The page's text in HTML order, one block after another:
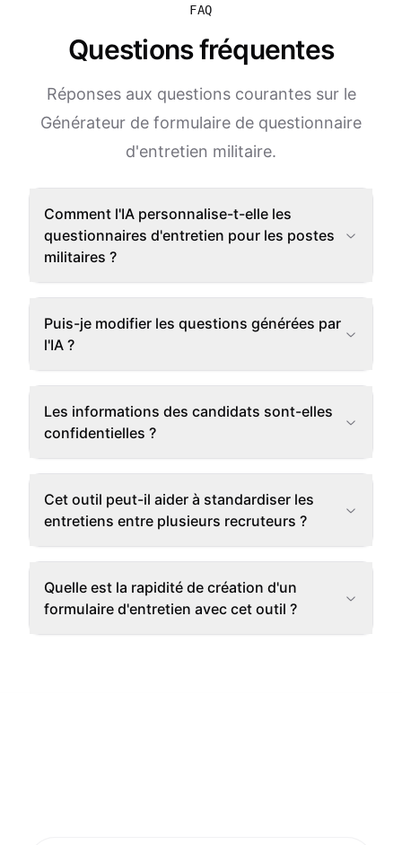
FAQ
Questions fréquentes
Réponses aux questions courantes sur le
Générateur de formulaire de questionnaire
d'entretien militaire.
Comment l'IA personnalise-t-elle les
questionnaires d'entretien pour les postes
militaires ?
Puis-je modifier les questions générées par
l'IA ?
Les informations des candidats sont-elles
confidentielles ?
Cet outil peut-il aider à standardiser les
entretiens entre plusieurs recruteurs ?
Quelle est la rapidité de création d'un
formulaire d'entretien avec cet outil ?